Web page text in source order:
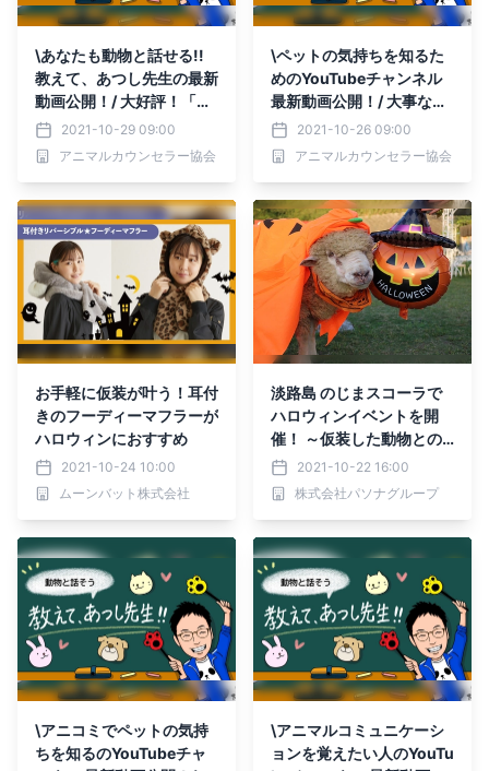
\あなたも動物と話せる!!
教えて、あつし先生の最新
動画公開！/ 大好評！「愛
するペットの気持ちがわか
る やさしい教科書」 また
また重版決定！売り切れ店
2021-10-29 09:00
アニマルカウンセラー協会
\ペットの気持ちを知るた
めのYouTubeチャンネル
最新動画公開！/ 大事なペ
ットちゃんを失って悲しむ
あなたへ ペットロスの乗
り越え方
2021-10-26 09:00
アニマルカウンセラー協会
お手軽に仮装が叶う！耳付
きのフーディーマフラーが
ハロウィンにおすすめ
2021-10-24 10:00
ムーンバット株式会社
淡路島 のじまスコーラで
ハロウィンイベントを開
催！ ～仮装した動物との
写真撮影や、ハロウィン限
定メニューが楽しめる～
2021-10-22 16:00
株式会社パソナグループ
\アニコミでペットの気持
ちを知るのYouTubeチャ
\アニマルコミュニケーシ
ョンを覚えたい人のYouTu